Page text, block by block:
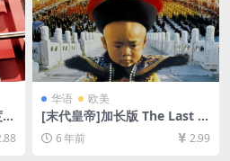
华语 欧美
[末代皇帝]加长版 The Last E
mperor (1987)[百度网盘+夸
克网盘+迅雷云盘资源1080P
6 年前 2.99